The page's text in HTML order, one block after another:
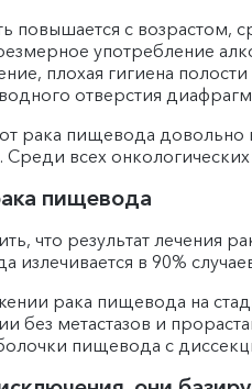
повышается с
употребление
плохая гигиена
отверстия
рака пищевода довольно
Среди всех
пищевода
что результат лечения
излечивается в 90%
рака пищевода на
без метастазов и
пищевода с